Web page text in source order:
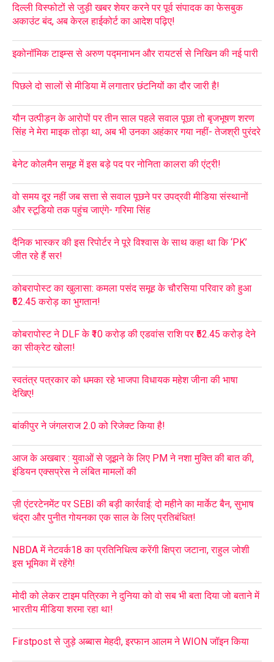
दिल्ली विस्फोटों से जुड़ी खबर शेयर करने पर पूर्व संपादक का फेसबुक
अकाउंट बंद, अब केरल हाईकोर्ट का आदेश पढ़िए!
इकोनॉमिक टाइम्स से अरुण पद्मनाभन और रायटर्स से निखिन की नई पारी
पिछले दो सालों से मीडिया में लगातार छंटनियों का दौर जारी है!
यौन उत्पीड़न के आरोपों पर तीन साल पहले सवाल पूछा तो बृजभूषण शरण
सिंह ने मेरा माइक तोड़ा था, अब भी उनका अहंकार गया नहीं- तेजश्री पुरंदरे
बेनेट कोलमैन समूह में इस बड़े पद पर नोनिता कालरा की एंट्री!
वो समय दूर नहीं जब सत्ता से सवाल पूछने पर उपद्रवी मीडिया संस्थानों
और स्टूडियो तक पहुंच जाएंगे- गरिमा सिंह
दैनिक भास्कर की इस रिपोर्टर ने पूरे विश्वास के साथ कहा था कि ‘PK’
जीत रहे हैं सर!
कोबरापोस्ट का खुलासा: कमला पसंद समूह के चौरसिया परिवार को हुआ
₹52.45 करोड़ का भुगतान!
कोबरापोस्ट ने DLF के ₹10 करोड़ की एडवांस राशि पर ₹52.45 करोड़ देने
का सीक्रेट खोला!
स्वतंत्र पत्रकार को धमका रहे भाजपा विधायक महेश जीना की भाषा
देखिए!
बांकीपुर ने जंगलराज 2.0 को रिजेक्ट किया है!
आज के अखबार : युवाओं से जूझने के लिए PM ने नशा मुक्ति की बात की,
इंडियन एक्सप्रेस ने लंबित मामलों की
ज़ी एंटरटेनमेंट पर SEBI की बड़ी कार्रवाई: दो महीने का मार्केट बैन, सुभाष
चंद्रा और पुनीत गोयनका एक साल के लिए प्रतिबंधित!
NBDA में नेटवर्क18 का प्रतिनिधित्व करेंगी क्षिप्रा जटाना, राहुल जोशी
इस भूमिका में रहेंगे!
मोदी को लेकर टाइम पत्रिका ने दुनिया को वो सब भी बता दिया जो बताने में
भारतीय मीडिया शरमा रहा था!
Firstpost से जुड़े अब्बास मेहदी, इरफान आलम ने WION जॉइन किया